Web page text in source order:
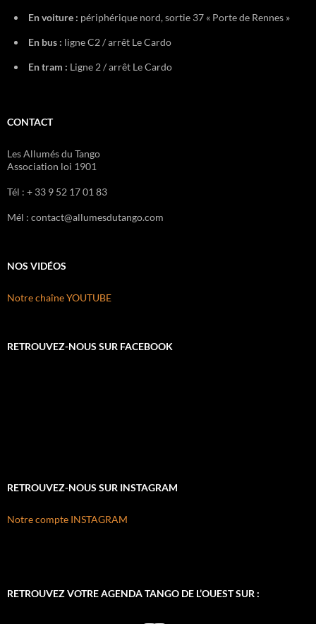
En voiture : périphérique nord, sortie 37 « Porte de Rennes »
En bus : ligne C2 / arrêt Le Cardo
En tram : Ligne 2 / arrêt Le Cardo
CONTACT
Les Allumés du Tango
Association loi 1901
Tél : + 33 9 52 17 01 83
Mél : contact@allumesdutango.com
NOS VIDÉOS
Notre chaîne YOUTUBE
RETROUVEZ-NOUS SUR FACEBOOK
RETROUVEZ-NOUS SUR INSTAGRAM
Notre compte INSTAGRAM
RETROUVEZ VOTRE AGENDA TANGO DE L’OUEST SUR :